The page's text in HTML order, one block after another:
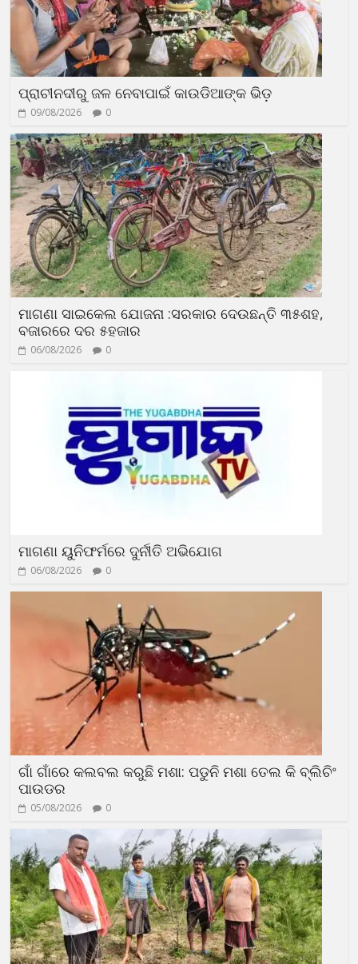
ପ୍ରାଚୀନଦୀରୁ ଜଳ ନେବାପାଇଁ କାଉଡିଆଙ୍କ ଭିଡ଼
09/08/2026 0
ମାଗଣା ସାଇକେଲ ଯୋଜନା :ସରକାର ଦେଉଛନ୍ତି ୩୫ଶହ,
ବଜାରରେ ଦର ୫ହଜାର
06/08/2026 0
ମାଗଣା ୟୁନିଫର୍ମରେ ଦୁର୍ନୀତି ଅଭିଯୋଗ
06/08/2026 0
ଗାଁ ଗାଁରେ କଲବଲ କରୁଛି ମଶା: ପଡୁନି ମଶା ତେଲ କି ବ୍ଲିଚିଂ
ପାଉଡର
05/08/2026 0